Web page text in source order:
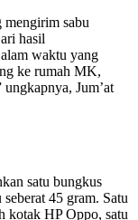
mengirim sabu
hasil
waktu yang
ke rumah MK,
Jum’at
satu bungkus
45 gram. Satu
kotak HP Oppo, satu